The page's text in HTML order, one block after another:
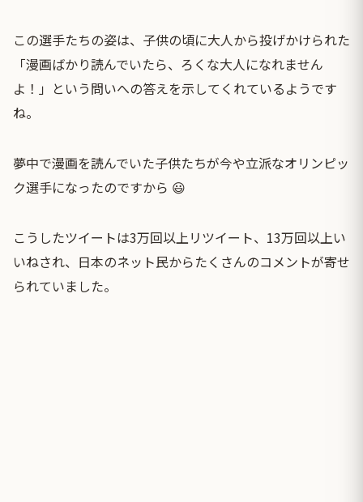
この選手たちの姿は、子供の頃に大人から投げかけられた
「漫画ばかり読んでいたら、ろくな大人になれません
よ！」という問いへの答えを示してくれているようです
ね。
夢中で漫画を読んでいた子供たちが今や立派なオリンピッ
ク選手になったのですから 😃
こうしたツイートは3万回以上リツイート、13万回以上い
いねされ、日本のネット民からたくさんのコメントが寄せ
られていました。